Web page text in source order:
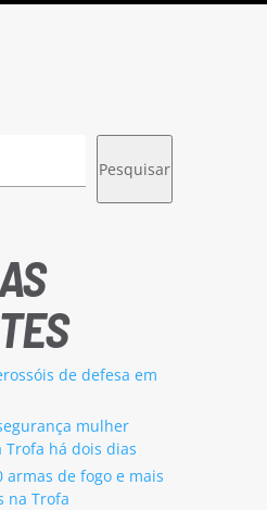
Pesquisar
de defesa em
mulher
há dois dias
armas de fogo e mais
na Trofa